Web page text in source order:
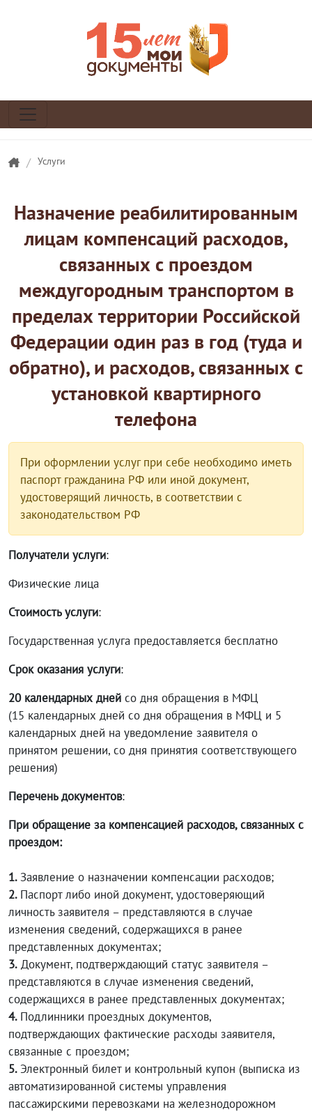
/ Услуги
Назначение реабилитированным
лицам компенсаций расходов,
связанных с проездом
междугородным транспортом в
пределах территории Российской
Федерации один раз в год (туда и
обратно), и расходов, связанных с
установкой квартирного
телефона
При оформлении услуг при себе необходимо иметь
паспорт гражданина РФ или иной документ,
удостоверящий личность, в соответствии с
законодательством РФ
Получатели услуги:
Физические лица
Стоимость услуги:
Государственная услуга предоставляется бесплатно
Срок оказания услуги:
20 календарных дней со дня обращения в МФЦ
(15 календарных дней со дня обращения в МФЦ и 5
календарных дней на уведомление заявителя о
принятом решении, со дня принятия соответствующего
решения)
Перечень документов:
При обращение за компенсацией расходов, связанных с
проездом:
1. Заявление о назначении компенсации расходов;
2. Паспорт либо иной документ, удостоверяющий
личность заявителя – представляются в случае
изменения сведений, содержащихся в ранее
представленных документах;
3. Документ, подтверждающий статус заявителя –
представляются в случае изменения сведений,
содержащихся в ранее представленных документах;
4. Подлинники проездных документов,
подтверждающих фактические расходы заявителя,
связанные с проездом;
5. Электронный билет и контрольный купон (выписка из
автоматизированной системы управления
пассажирскими перевозками на железнодорожном